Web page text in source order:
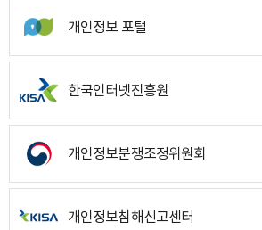
개인정보 포털
한국인터넷진흥원
개인정보분쟁조정위원회
개인정보침해신고센터